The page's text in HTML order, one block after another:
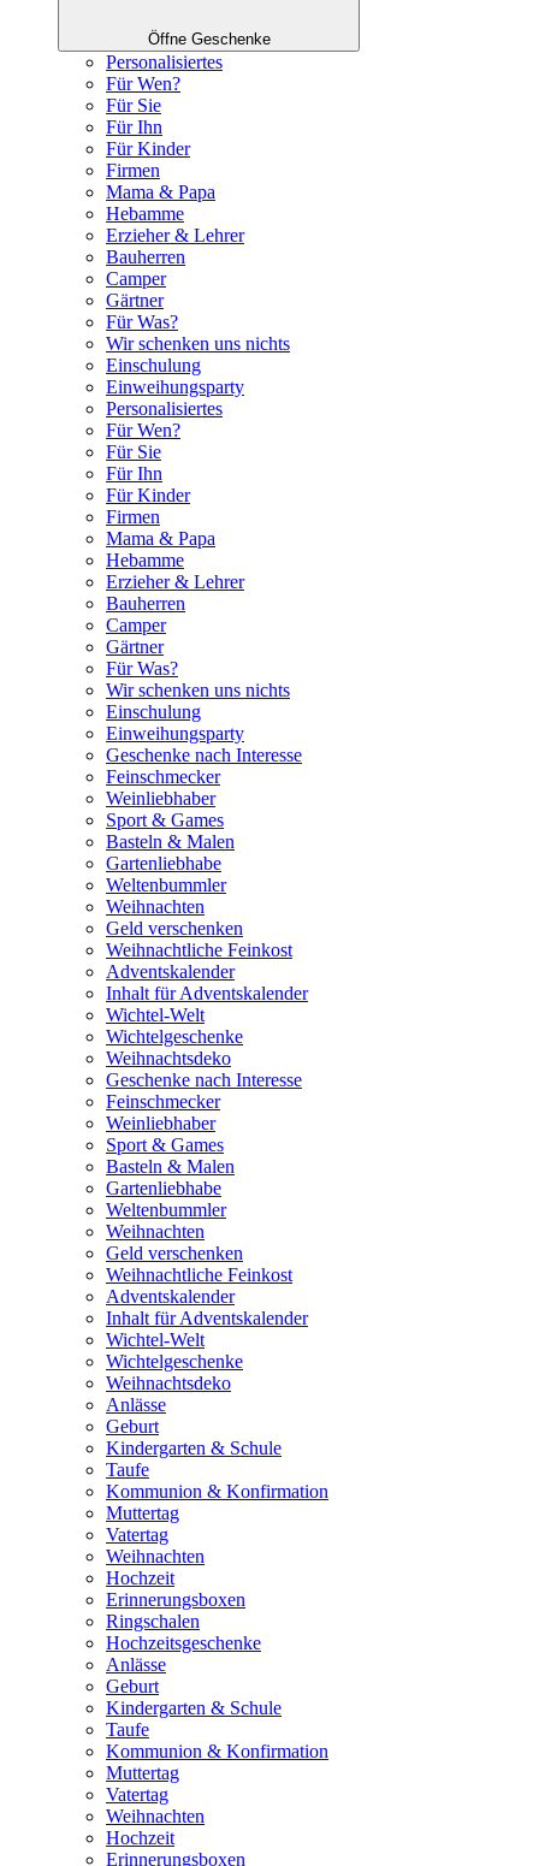
Öffne Geschenke
Personalisiertes
Für Wen?
Für Sie
Für Ihn
Für Kinder
Firmen
Mama & Papa
Hebamme
Erzieher & Lehrer
Bauherren
Camper
Gärtner
Für Was?
Wir schenken uns nichts
Einschulung
Einweihungsparty
Personalisiertes
Für Wen?
Für Sie
Für Ihn
Für Kinder
Firmen
Mama & Papa
Hebamme
Erzieher & Lehrer
Bauherren
Camper
Gärtner
Für Was?
Wir schenken uns nichts
Einschulung
Einweihungsparty
Geschenke nach Interesse
Feinschmecker
Weinliebhaber
Sport & Games
Basteln & Malen
Gartenliebhabe
Weltenbummler
Weihnachten
Geld verschenken
Weihnachtliche Feinkost
Adventskalender
Inhalt für Adventskalender
Wichtel-Welt
Wichtelgeschenke
Weihnachtsdeko
Geschenke nach Interesse
Feinschmecker
Weinliebhaber
Sport & Games
Basteln & Malen
Gartenliebhabe
Weltenbummler
Weihnachten
Geld verschenken
Weihnachtliche Feinkost
Adventskalender
Inhalt für Adventskalender
Wichtel-Welt
Wichtelgeschenke
Weihnachtsdeko
Anlässe
Geburt
Kindergarten & Schule
Taufe
Kommunion & Konfirmation
Muttertag
Vatertag
Weihnachten
Hochzeit
Erinnerungsboxen
Ringschalen
Hochzeitsgeschenke
Anlässe
Geburt
Kindergarten & Schule
Taufe
Kommunion & Konfirmation
Muttertag
Vatertag
Weihnachten
Hochzeit
Erinnerungsboxen